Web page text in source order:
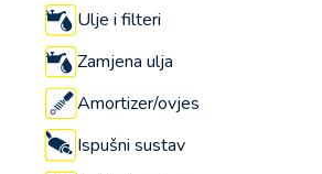
Ulje i filteri
Zamjena ulja
Amortizer/ovjes
Ispušni sustav